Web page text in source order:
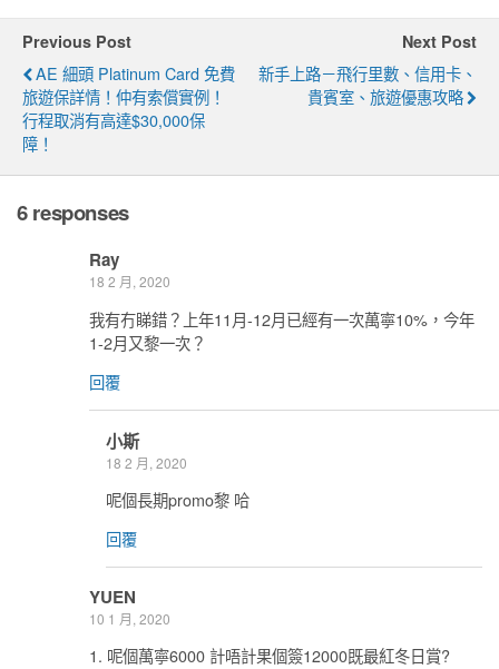
Previous Post
AE 細頭 Platinum Card 免費
旅遊保詳情！仲有索償實例！
行程取消有高達$30,000保
障！
Next Post
新手上路－飛行里數、信用卡、
貴賓室、旅遊優惠攻略
6 responses
Ray
18 2 月, 2020
我有冇睇錯？上年11月-12月已經有一次萬寧10%，今年
1-2月又黎一次？
回覆
小斯
18 2 月, 2020
呢個長期promo黎 哈
回覆
YUEN
10 1 月, 2020
1. 呢個萬寧6000 計唔計果個簽12000既最紅冬日賞?